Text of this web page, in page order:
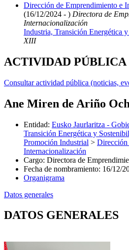
Dirección de Emprendimiento e
(16/12/2024 - ) Directora de
Internacionalización
Industria, Transición Energética
XIII
ACTIVIDAD PÚBLICA
Consultar actividad pública (noticias,
Ane Miren de Ariño
Entidad: Eusko Jaurlaritza -
Transición Energética y
Promoción Industrial > Dirección
Internacionalización
Cargo: Directora de
Fecha de nombramiento: 16/12/
Organigrama
Datos generales
DATOS GENERALES